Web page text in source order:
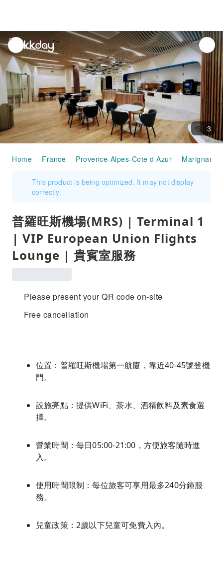
unread
notifications
3
Home France Provence-Alpes-Cote d Azur Marignane
This product is being optimized. It may not display
correctly.
普羅旺斯機場(MRS) | Terminal 1
| VIP European Union Flights
Lounge | 貴賓室服務
Please present your QR code on-site
Free cancellation
位置：普羅旺斯機場第一航廈，靠近40-45號登機
門。
設施亮點：提供WiFi、茶水、酒精飲料及素食選
擇。
營業時間：每日05:00-21:00，方便旅客隨時進
入。
使用時間限制：每位旅客可享用最多240分鐘服
務。
兒童政策：2歲以下兒童可免費入內。